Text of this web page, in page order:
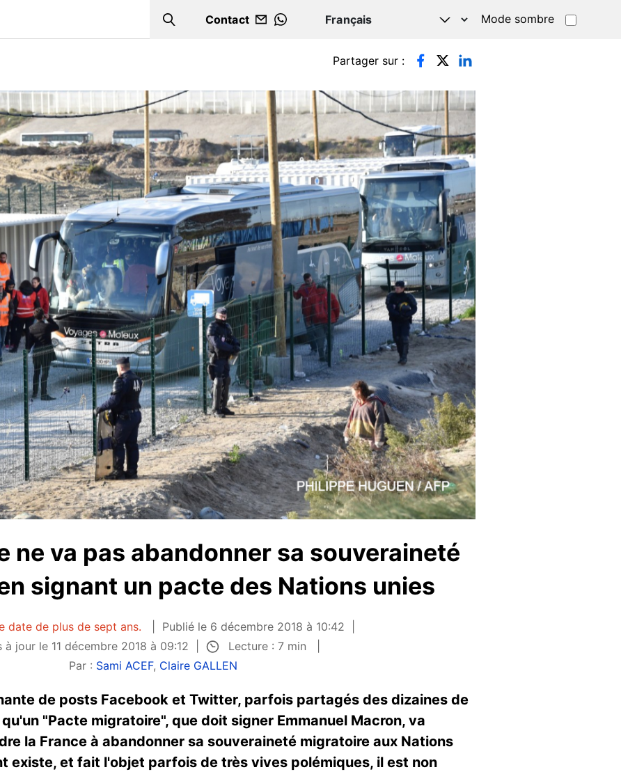
Search
Contact
WHATSAPP
Mode sombre
Partager sur :
ne va pas abandonner sa souveraineté
signant un pacte des Nations unies
date de plus de sept ans.
Publié le 6 décembre 2018 à 10:42
à jour le 11 décembre 2018 à 09:12
Lecture : 7 min
Par : Sami ACEF, Claire GALLEN
de posts Facebook et Twitter, parfois partagés des dizaines de
"Pacte migratoire", que doit signer Emmanuel Macron, va
la France à abandonner sa souveraineté migratoire aux Nations
existe, et fait l'objet parfois de très vives polémiques, il est non